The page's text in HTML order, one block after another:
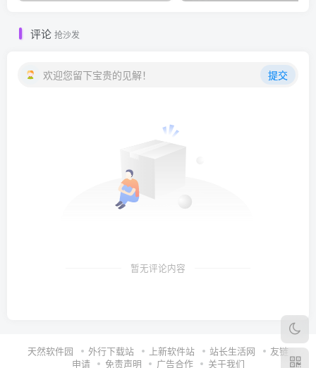
评论 抢沙发
欢迎您留下宝贵的见解！ 提交
暂无评论内容
天然软件园 外行下载站 上新软件站 站长生活网
友链
申请
免责声明 广告合作 关于我们